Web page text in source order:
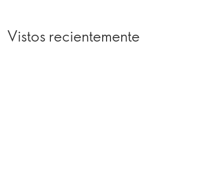
Vistos recientemente